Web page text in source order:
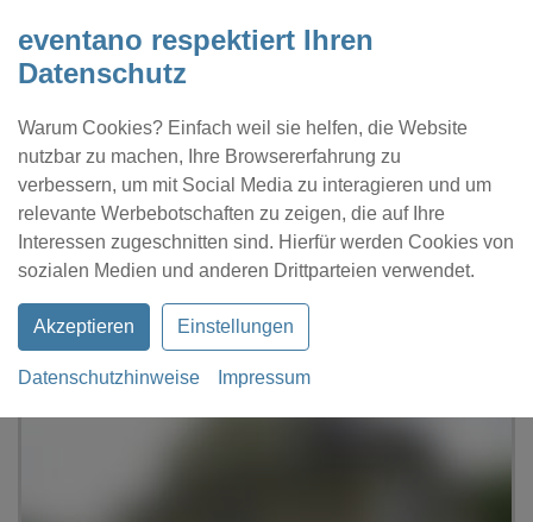
eventano respektiert Ihren
Datenschutz
Warum Cookies? Einfach weil sie helfen, die Website
nutzbar zu machen, Ihre Browsererfahrung zu
verbessern, um mit Social Media zu interagieren und um
relevante Werbebotschaften zu zeigen, die auf Ihre
Interessen zugeschnitten sind. Hierfür werden Cookies von
sozialen Medien und anderen Drittparteien verwendet.
Akzeptieren Einstellungen
Datenschutzhinweise Impressum
Kontakt Location eintragen Profil
Restaurant International